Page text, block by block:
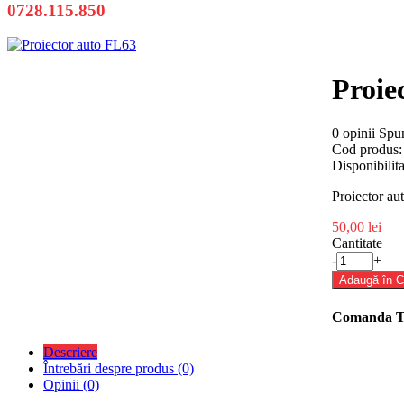
0728.115.850
0 opinii
Cod produs:
Proiector
50,00 lei
Cantitate
-
+
Adaugă în
Comanda
Descriere
Întrebări despre produs (0)
Opinii (0)